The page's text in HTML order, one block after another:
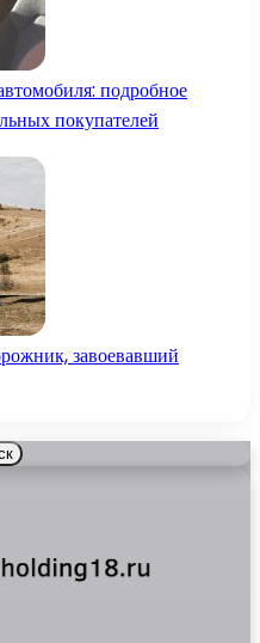
подробное
покупателей
завоевавший